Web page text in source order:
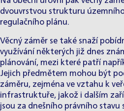
dvouvrstvou strukturu
regulačního plánu.
Věcný záměr se také snaží
využívání některých již dnes
plánování, mezi které patří
Jejich předmětem mohou být
záměru, zejména ve vztahu k
infrastruktuře, jakož i dalším
jsou za dnešního právního stavu